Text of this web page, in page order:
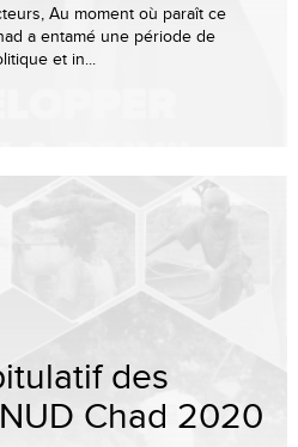
Au moment où paraît ce
a entamé une période de
et in...
des
Chad 2020